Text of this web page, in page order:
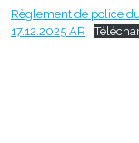
Règlement de police
17.12.2025 AR